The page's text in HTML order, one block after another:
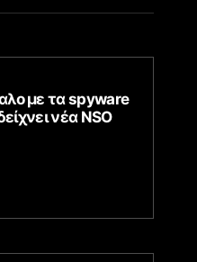
με τα spyware
νέα NSO